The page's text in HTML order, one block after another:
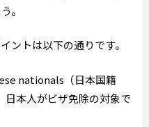
。
ントは以下の通りです。
nationals（日本国籍
本人がビザ免除の対象で